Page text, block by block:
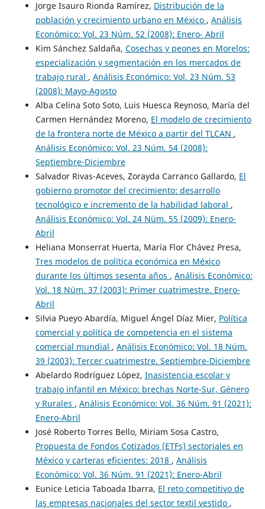
Jorge Isauro Rionda Ramírez, Distribución de la
población y crecimiento urbano en México , Análisis
Económico: Vol. 23 Núm. 52 (2008): Enero- Abril
Kim Sánchez Saldaña, Cosechas y peones en Morelos:
especialización y segmentación en los mercados de
trabajo rural , Análisis Económico: Vol. 23 Núm. 53
(2008): Mayo-Agosto
Alba Celina Soto Soto, Luis Huesca Reynoso, María del
Carmen Hernández Moreno, El modelo de crecimiento
de la frontera norte de México a partir del TLCAN ,
Análisis Económico: Vol. 23 Núm. 54 (2008):
Septiembre-Diciembre
Salvador Rivas-Aceves, Zorayda Carranco Gallardo, El
gobierno promotor del crecimiento: desarrollo
tecnológico e incremento de la habilidad laboral ,
Análisis Económico: Vol. 24 Núm. 55 (2009): Enero-
Abril
Heliana Monserrat Huerta, María Flor Chávez Presa,
Tres modelos de política económica en México
durante los últimos sesenta años , Análisis Económico:
Vol. 18 Núm. 37 (2003): Primer cuatrimestre. Enero-
Abril
Silvia Pueyo Abardía, Miguel Ángel Díaz Mier, Política
comercial y política de competencia en el sistema
comercial mundial , Análisis Económico: Vol. 18 Núm.
39 (2003): Tercer cuatrimestre. Septiembre-Diciembre
Abelardo Rodríguez López, Inasistencia escolar y
trabajo infantil en México: brechas Norte-Sur, Género
y Rurales , Análisis Económico: Vol. 36 Núm. 91 (2021):
Enero-Abril
José Roberto Torres Bello, Miriam Sosa Castro,
Propuesta de Fondos Cotizados (ETFs) sectoriales en
México y carteras eficientes: 2018 , Análisis
Económico: Vol. 36 Núm. 91 (2021): Enero-Abril
Eunice Leticia Taboada Ibarra, El reto competitivo de
las empresas nacionales del sector textil vestido ,